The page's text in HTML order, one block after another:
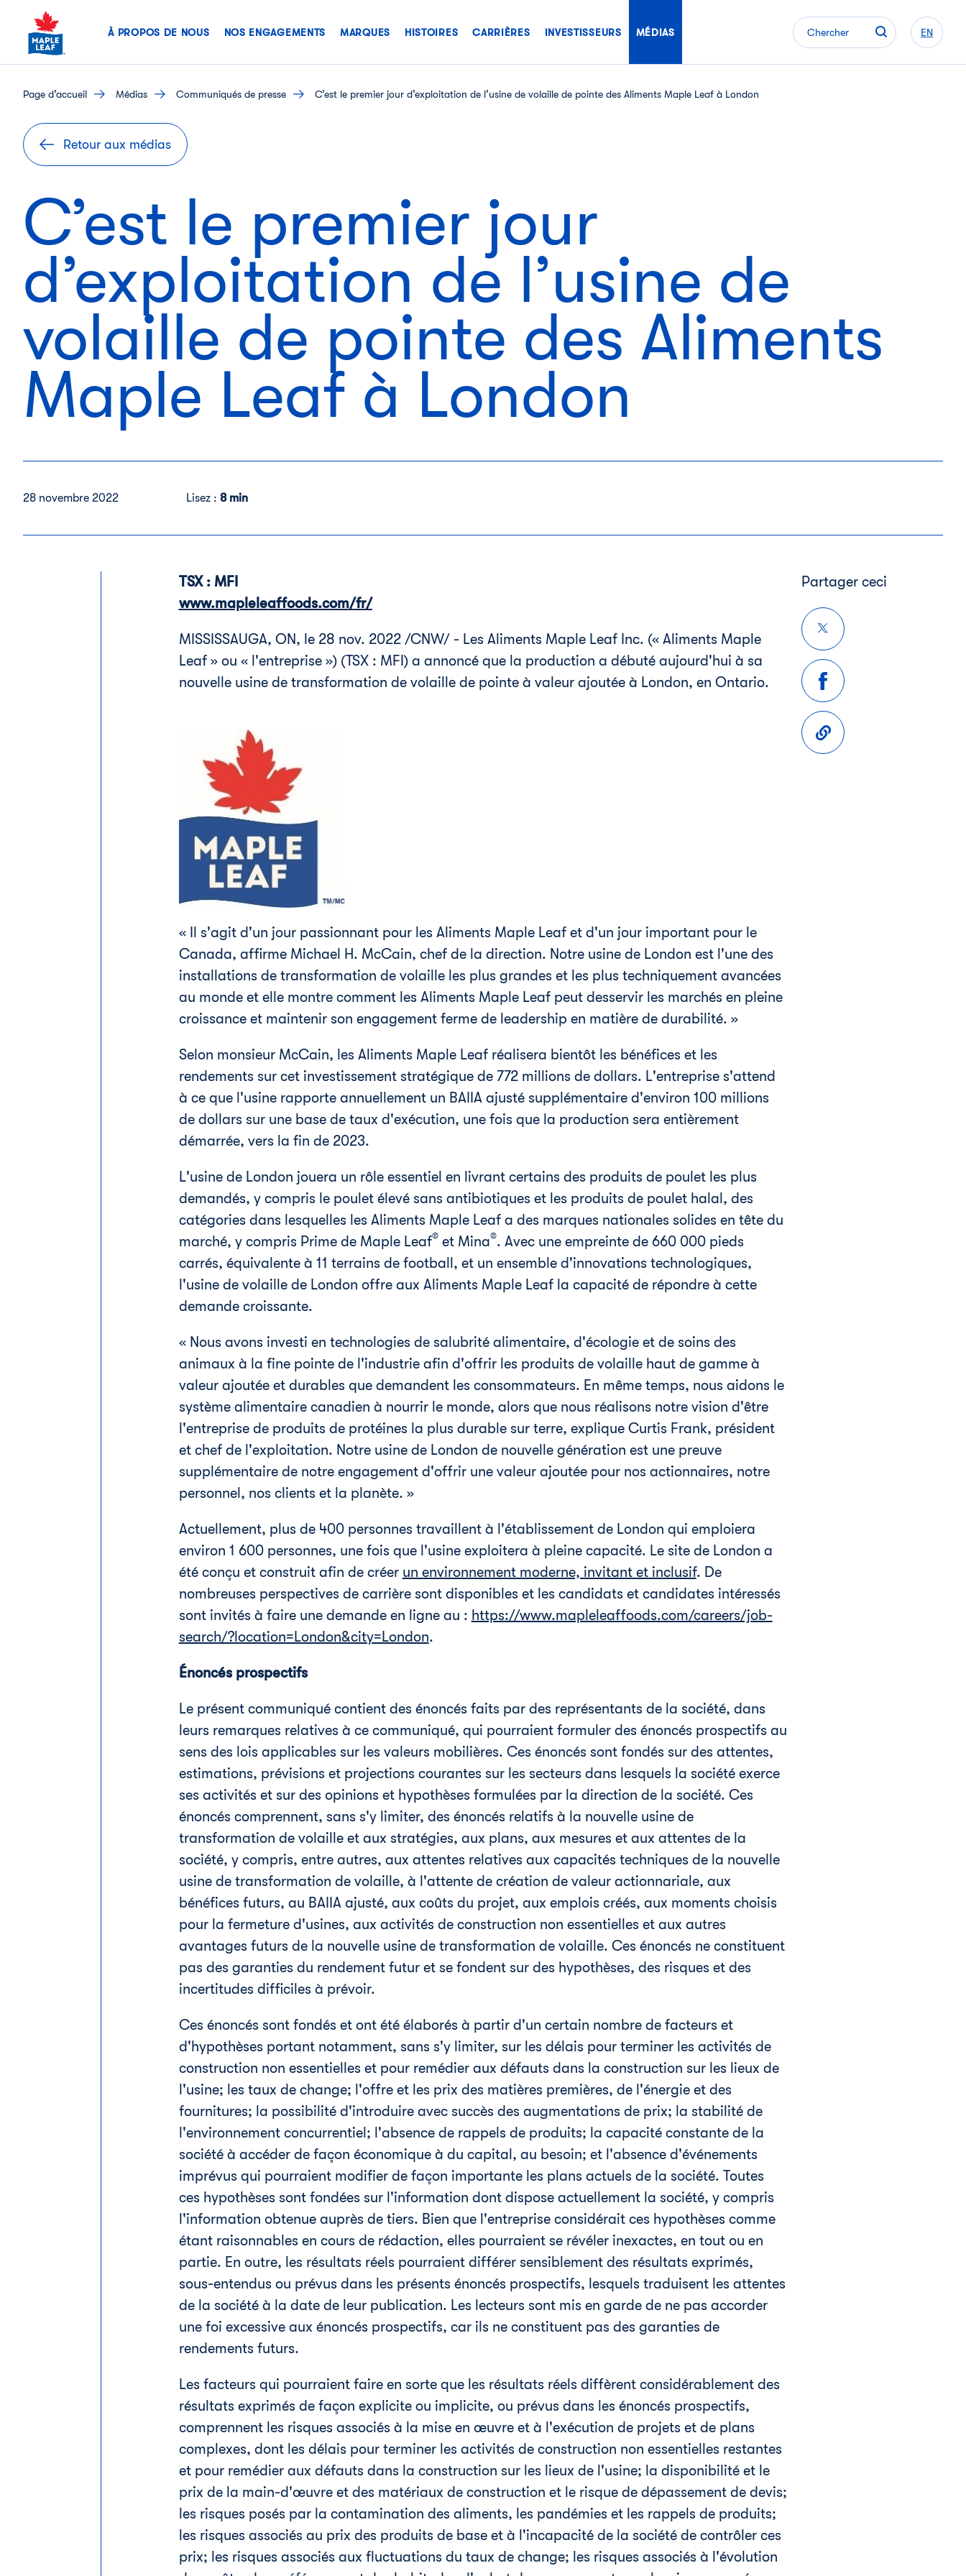
content
À PROPOS DE NOUS NOS ENGAGEMENTS MARQUES HISTOIRES CARRIÈRES INVESTISSEURS MÉDIAS Chercher EN
page d’accueil médias communiqués de presse C’est le premier jour d’exploitation de l’usine de volaille de pointe des Aliments Maple Leaf à London
Retour aux médias
C’est le premier jour
d’exploitation de l’usine de
volaille de pointe des Aliments
Maple Leaf à London
28 novembre 2022 Lisez : 8 min
Partager ceci
TSX : MFI
www.mapleleaffoods.com/fr/
MISSISSAUGA, ON, le 28 nov. 2022/CNW/ - Les Aliments Maple Leaf Inc. (« Aliments Maple
Leaf » ou « l'entreprise ») (TSX : MFI) a annoncé que la production a débuté aujourd'hui à sa
nouvelle usine de transformation de volaille de pointe à valeur ajoutée à London, en Ontario.
« Il s'agit d'un jour passionnant pour les Aliments Maple Leaf et d'un jour important pour le
Canada, affirme Michael H. McCain, chef de la direction. Notre usine de London est l'une des
installations de transformation de volaille les plus grandes et les plus techniquement avancées
au monde et elle montre comment les Aliments Maple Leaf peut desservir les marchés en pleine
croissance et maintenir son engagement ferme de leadership en matière de durabilité. »
Selon monsieur McCain, les Aliments Maple Leaf réalisera bientôt les bénéfices et les
rendements sur cet investissement stratégique de 772 millions de dollars. L'entreprise s'attend
à ce que l'usine rapporte annuellement un BAIIA ajusté supplémentaire d'environ 100 millions
de dollars sur une base de taux d'exécution, une fois que la production sera entièrement
démarrée, vers la fin de 2023.
L'usine de London jouera un rôle essentiel en livrant certains des produits de poulet les plus
demandés, y compris le poulet élevé sans antibiotiques et les produits de poulet halal, des
catégories dans lesquelles les Aliments Maple Leaf a des marques nationales solides en tête du
marché, y compris Prime de Maple Leaf®et Mina®. Avec une empreinte de 660 000 pieds
carrés, équivalente à 11 terrains de football, et un ensemble d'innovations technologiques,
l'usine de volaille de London offre aux Aliments Maple Leaf la capacité de répondre à cette
demande croissante.
« Nous avons investi en technologies de salubrité alimentaire, d'écologie et de soins des
animaux à la fine pointe de l'industrie afin d'offrir les produits de volaille haut de gamme à
valeur ajoutée et durables que demandent les consommateurs. En même temps, nous aidons le
système alimentaire canadien à nourrir le monde, alors que nous réalisons notre vision d'être
l'entreprise de produits de protéines la plus durable sur terre, explique Curtis Frank, président
et chef de l'exploitation. Notre usine de London de nouvelle génération est une preuve
supplémentaire de notre engagement d'offrir une valeur ajoutée pour nos actionnaires, notre
personnel, nos clients et la planète. »
Actuellement, plus de 400 personnes travaillent à l'établissement de London qui emploiera
environ 1 600 personnes, une fois que l'usine exploitera à pleine capacité. Le site de London a
été conçu et construit afin de créer un environnement moderne, invitant et inclusif. De
nombreuses perspectives de carrière sont disponibles et les candidats et candidates intéressés
sont invités à faire une demande en ligne au : https://www.mapleleaffoods.com/careers/job-
search/?location=London&city=London.
Énoncés prospectifs
Le présent communiqué contient des énoncés faits par des représentants de la société, dans
leurs remarques relatives à ce communiqué, qui pourraient formuler des énoncés prospectifs au
sens des lois applicables sur les valeurs mobilières. Ces énoncés sont fondés sur des attentes,
estimations, prévisions et projections courantes sur les secteurs dans lesquels la société exerce
ses activités et sur des opinions et hypothèses formulées par la direction de la société. Ces
énoncés comprennent, sans s'y limiter, des énoncés relatifs à la nouvelle usine de
transformation de volaille et aux stratégies, aux plans, aux mesures et aux attentes de la
société, y compris, entre autres, aux attentes relatives aux capacités techniques de la nouvelle
usine de transformation de volaille, à l'attente de création de valeur actionnariale, aux
bénéfices futurs, au BAIIA ajusté, aux coûts du projet, aux emplois créés, aux moments choisis
pour la fermeture d'usines, aux activités de construction non essentielles et aux autres
avantages futurs de la nouvelle usine de transformation de volaille. Ces énoncés ne constituent
pas des garanties du rendement futur et se fondent sur des hypothèses, des risques et des
incertitudes difficiles à prévoir.
Ces énoncés sont fondés et ont été élaborés à partir d'un certain nombre de facteurs et
d'hypothèses portant notamment, sans s'y limiter, sur les délais pour terminer les activités de
construction non essentielles et pour remédier aux défauts dans la construction sur les lieux de
l'usine; les taux de change; l'offre et les prix des matières premières, de l'énergie et des
fournitures; la possibilité d'introduire avec succès des augmentations de prix; la stabilité de
l'environnement concurrentiel; l'absence de rappels de produits; la capacité constante de la
société à accéder de façon économique à du capital, au besoin; et l'absence d'événements
imprévus qui pourraient modifier de façon importante les plans actuels de la société. Toutes
ces hypothèses sont fondées sur l'information dont dispose actuellement la société, y compris
l'information obtenue auprès de tiers. Bien que l'entreprise considérait ces hypothèses comme
étant raisonnables en cours de rédaction, elles pourraient se révéler inexactes, en tout ou en
partie. En outre, les résultats réels pourraient différer sensiblement des résultats exprimés,
sous-entendus ou prévus dans les présents énoncés prospectifs, lesquels traduisent les attentes
de la société à la date de leur publication. Les lecteurs sont mis en garde de ne pas accorder
une foi excessive aux énoncés prospectifs, car ils ne constituent pas des garanties de
rendements futurs.
Les facteurs qui pourraient faire en sorte que les résultats réels diffèrent considérablement des
résultats exprimés de façon explicite ou implicite, ou prévus dans les énoncés prospectifs,
comprennent les risques associés à la mise en œuvre et à l'exécution de projets et de plans
complexes, dont les délais pour terminer les activités de construction non essentielles restantes
et pour remédier aux défauts dans la construction sur les lieux de l'usine; la disponibilité et le
prix de la main-d'œuvre et des matériaux de construction et le risque de dépassement de devis;
les risques posés par la contamination des aliments, les pandémies et les rappels de produits;
les risques associés au prix des produits de base et à l'incapacité de la société de contrôler ces
prix; les risques associés aux fluctuations du taux de change; les risques associés à l'évolution